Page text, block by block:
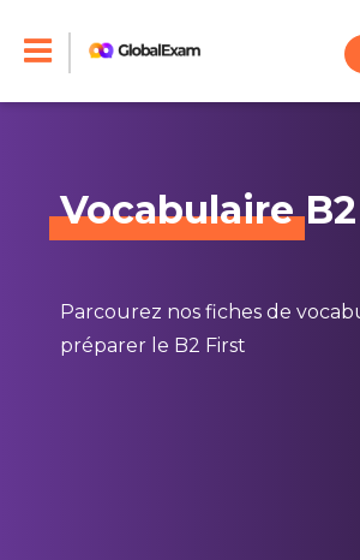
Vocabulaire
Parcourez nos fiches de
préparer le B2 First